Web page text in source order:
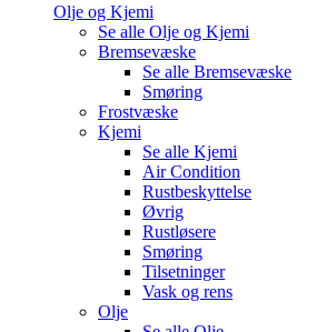
Olje og Kjemi
Se alle Olje og Kjemi
Bremsevæske
Se alle Bremsevæske
Smøring
Frostvæske
Kjemi
Se alle Kjemi
Air Condition
Rustbeskyttelse
Øvrig
Rustløsere
Smøring
Tilsetninger
Vask og rens
Olje